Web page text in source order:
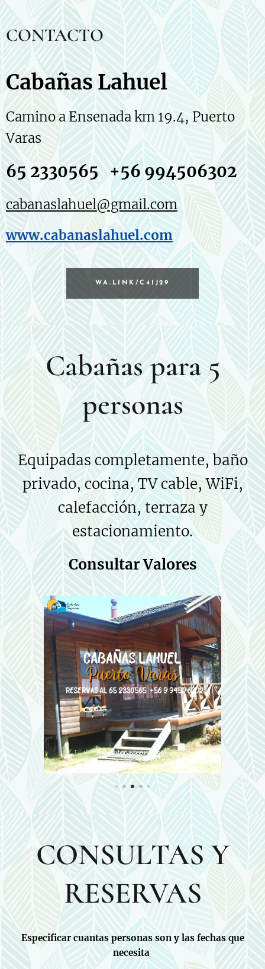
CONTACTO
Cabañas Lahuel
Camino a Ensenada km 19.4, Puerto
Varas
65 2330565 +56 994506302
cabanaslahuel@gmail.com
www.cabanaslahuel.com
WA.LINK/C4IJ29
Cabañas para 5
personas
Equipadas completamente, baño
privado, cocina, TV cable, WiFi,
calefacción, terraza y
estacionamiento.
Consultar Valores
CONSULTAS Y
RESERVAS
Especificar cuantas personas son y las fechas que
necesita